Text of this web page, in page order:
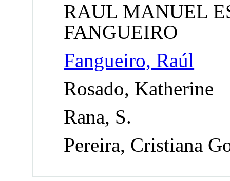
RAUL MANUEL
FANGUEIRO
Fangueiro, Raúl
Rosado, Katherine
Rana, S.
Pereira, Cristiana